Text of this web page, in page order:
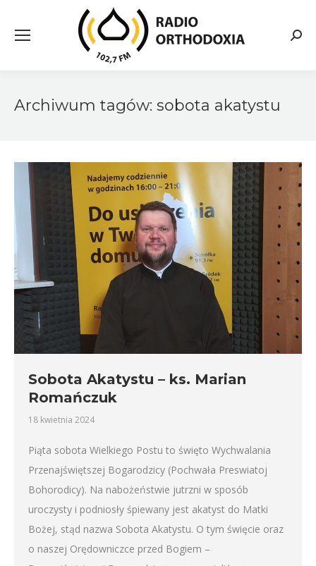
Archiwum tagów: sobota akatystu
Sobota Akatystu – ks. Marian
Romańczuk
18 kwietnia 2024
Piąta sobota Wielkiego Postu to święto Wychwalania
Przenajświętszej Bogarodzicy (Pochwała Preswiatoj
Bohorodicy). Na nabożeństwie jutrzni w sposób
uroczysty i podniosły śpiewany jest akatyst do Matki
Bożej, stąd nazwa Sobota Akatystu. O tym święcie oraz
o naszej Orędowniczce przed Bogiem –